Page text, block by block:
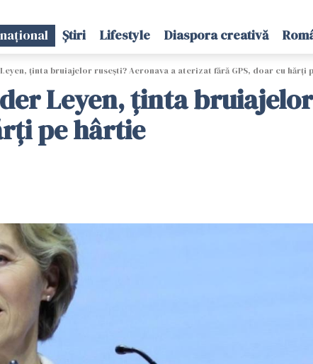
Știri Lifestyle Diaspora creativă
ținta bruiajelor rusești? Aeronava a aterizat fără GPS, doar cu hărți
Leyen, ținta
pe hârtie